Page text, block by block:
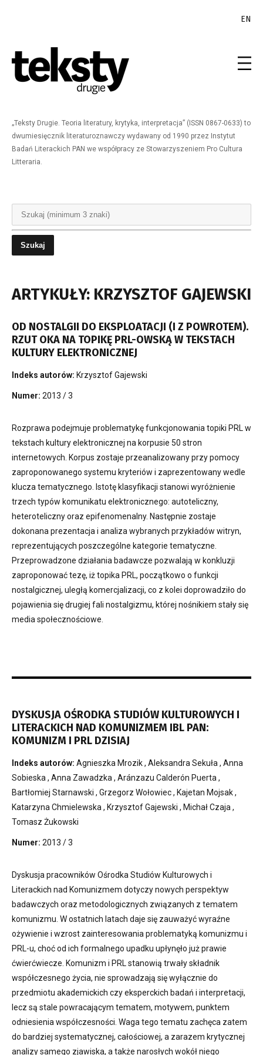
EN
„Teksty Drugie. Teoria literatury, krytyka, interpretacja” (ISSN 0867-0633) to
dwumiesięcznik literaturoznawczy wydawany od 1990 przez Instytut
Badań Literackich PAN we współpracy ze Stowarzyszeniem Pro Cultura
Litteraria.
ARTYKUŁY: KRZYSZTOF GAJEWSKI
OD NOSTALGII DO EKSPLOATACJI (I Z POWROTEM).
RZUT OKA NA TOPIKĘ PRL-OWSKĄ W TEKSTACH
KULTURY ELEKTRONICZNEJ
Indeks autorów: Krzysztof Gajewski
Numer: 2013 / 3
Rozprawa podejmuje problematykę funkcjonowania topiki PRL w
tekstach kultury elektronicznej na korpusie 50 stron
internetowych. Korpus zostaje przeanalizowany przy pomocy
zaproponowanego systemu kryteriów i zaprezentowany wedle
klucza tematycznego. Istotę klasyfikacji stanowi wyróżnienie
trzech typów komunikatu elektronicznego: autoteliczny,
heteroteliczny oraz epifenomenalny. Następnie zostaje
dokonana prezentacja i analiza wybranych przykładów witryn,
reprezentujących poszczególne kategorie tematyczne.
Przeprowadzone działania badawcze pozwalają w konkluzji
zaproponować tezę, iż topika PRL, początkowo o funkcji
nostalgicznej, uległą komercjalizacji, co z kolei doprowadziło do
pojawienia się drugiej fali nostalgizmu, której nośnikiem stały się
media społecznościowe.
DYSKUSJA OŚRODKA STUDIÓW KULTUROWYCH I
LITERACKICH NAD KOMUNIZMEM IBL PAN:
KOMUNIZM I PRL DZISIAJ
Indeks autorów: Agnieszka Mrozik, Aleksandra Sekuła , Anna
Sobieska , Anna Zawadzka , Aránzazu Calderón Puerta ,
Bartłomiej Starnawski , Grzegorz Wołowiec, Kajetan Mojsak,
Katarzyna Chmielewska , Krzysztof Gajewski , Michał Czaja ,
Tomasz Żukowski
Numer: 2013 / 3
Dyskusja pracowników Ośrodka Studiów Kulturowych i
Literackich nad Komunizmem dotyczy nowych perspektyw
badawczych oraz metodologicznych związanych z tematem
komunizmu. W ostatnich latach daje się zauważyć wyraźne
ożywienie i wzrost zainteresowania problematyką komunizmu i
PRL-u, choć od ich formalnego upadku upłynęło już prawie
ćwierćwiecze. Komunizm i PRL stanowią trwały składnik
współczesnego życia, nie sprowadzają się wyłącznie do
przedmiotu akademickich czy eksperckich badań i interpretacji,
lecz są stale powracającym tematem, motywem, punktem
odniesienia współczesności. Waga tego tematu zachęca zatem
do bardziej systematycznej, całościowej, a zarazem krytycznej
analizy samego zjawiska, a także narosłych wokół niego